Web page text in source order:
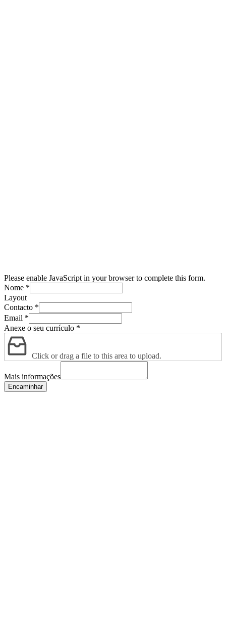
Please enable JavaScript in your browser to complete this form.
Nome *
Layout
Contacto *
Email *
Anexe o seu currículo *
Click or drag a file to this area to upload.
Mais informações
Encaminhar